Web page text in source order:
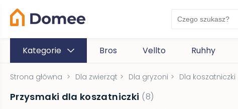
Kategorie Bros Vellto Ruhhy
Strona główna > Dla zwierząt > Dla gryzoni > Dla koszatniczki
Przysmaki dla koszatniczki (8)